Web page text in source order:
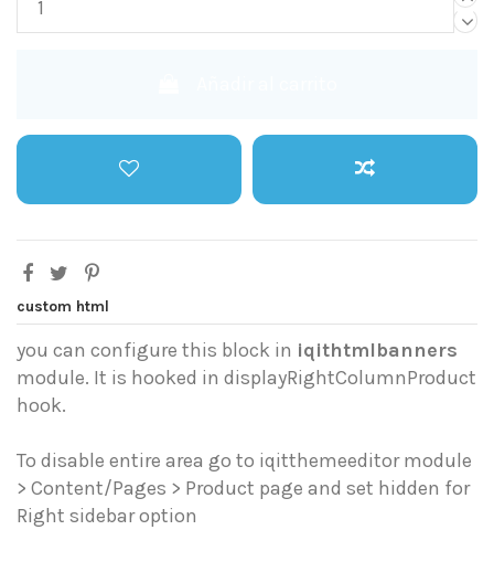
custom html
you can configure this block in iqithtmlbanners
module. It is hooked in displayRightColumnProduct
hook.
To disable entire area go to iqitthemeeditor module
> Content/Pages > Product page and set hidden for
Right sidebar option